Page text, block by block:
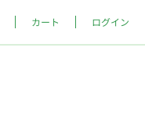
カート ログイン